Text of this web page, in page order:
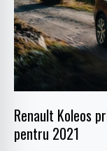
Renault Koleos
pentru 2021
pentru
2021